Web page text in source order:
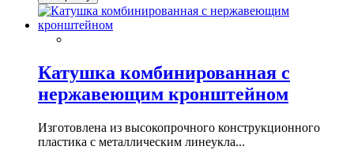
Катушка комбинированная с
нержавеющим кронштейном
Изготовлена из высокопрочного конструкционного
пластика с металлическим линеукла...